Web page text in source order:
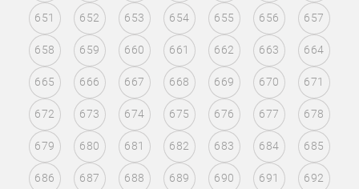
651 652 653 654 655 656 657
658 659 660 661 662 663 664
665 666 667 668 669 670 671
672 673 674 675 676 677 678
679 680 681 682 683 684 685
686 687 688 689 690 691 692